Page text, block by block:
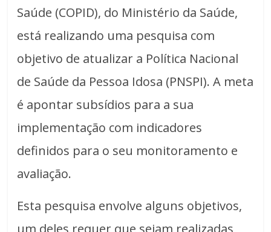
Saúde (COPID), do Ministério da Saúde,
está realizando uma pesquisa com
objetivo de atualizar a Política Nacional
de Saúde da Pessoa Idosa (PNSPI). A meta
é apontar subsídios para a sua
implementação com indicadores
definidos para o seu monitoramento e
avaliação.
Esta pesquisa envolve alguns objetivos,